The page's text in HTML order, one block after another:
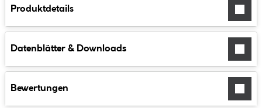
Produktdetails
Datenblätter & Downloads
Bewertungen